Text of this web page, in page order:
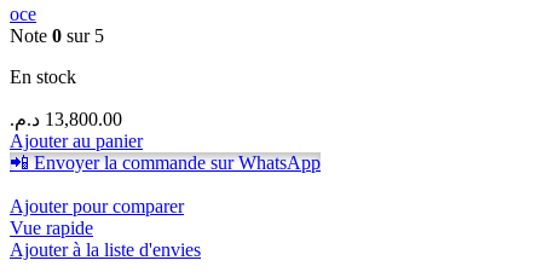
oce
Note 0 sur 5
En stock
13,800.00 د.م.
Ajouter au panier
📲 Envoyer la commande sur WhatsApp
Ajouter pour comparer
Vue rapide
Ajouter à la liste d'envies